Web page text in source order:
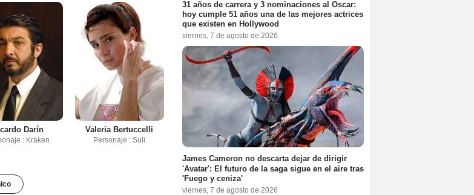
Darín
: Kraken
Valeria Bertuccelli
Personaje : Suli
31 años de carrera y 3 nominaciones al Oscar:
hoy cumple 51 años una de las mejores actrices
que existen en Hollywood
viernes, 7 de agosto de 2026
James Cameron no descarta dejar de dirigir
'Avatar': El futuro de la saga sigue en el aire tras
'Fuego y ceniza'
viernes, 7 de agosto de 2026